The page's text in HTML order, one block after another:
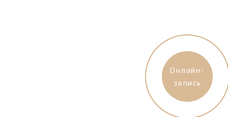
Онлайн-
запись